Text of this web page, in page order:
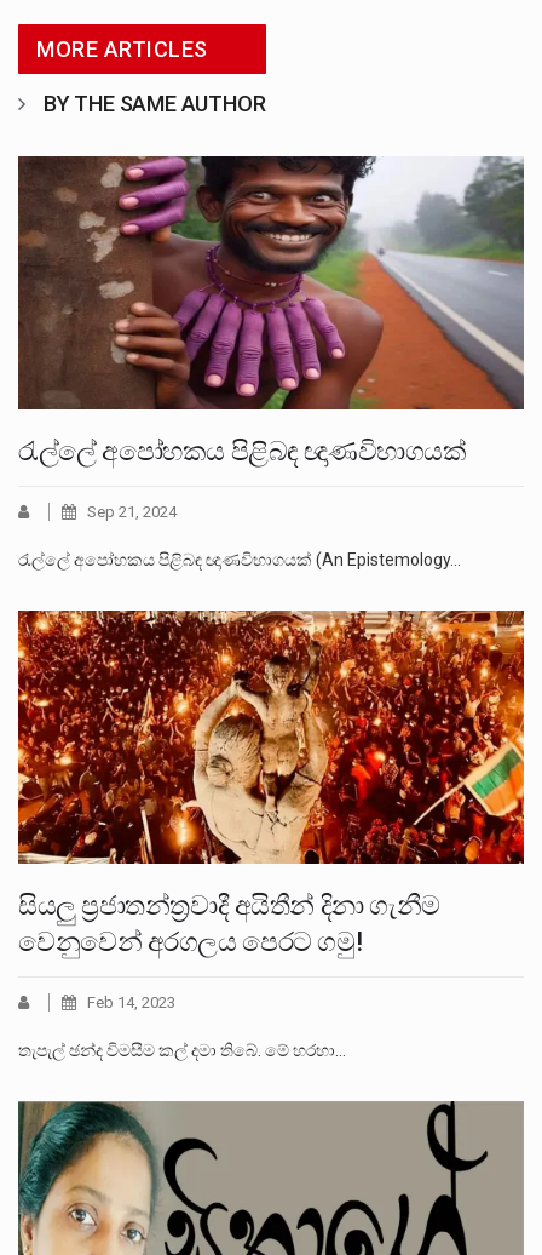
MORE ARTICLES
BY THE SAME AUTHOR
රැල්ලේ අපෝහකය පිළිබඳ ඥාණවිභාගයක්
Sep 21, 2024
රැල්ලේ අපෝහකය පිළිබඳ ඥාණවිභාගයක් (An Epistemology…
සියලු ප්‍රජාතන්ත්‍රවාදී අයිතීන් දිනා ගැනීම
වෙනුවෙන් අරගලය පෙරට ගමු!
Feb 14, 2023
තැපැල් ඡන්ද විමසීම කල් දමා තිබේ. මේ හරහා…